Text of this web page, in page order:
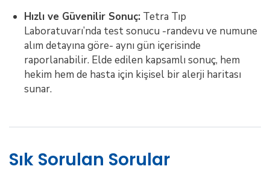
Hızlı ve Güvenilir Sonuç: Tetra Tıp
Laboratuvarı’nda test sonucu -randevu ve numune
alım detayına göre- aynı gün içerisinde
raporlanabilir. Elde edilen kapsamlı sonuç, hem
hekim hem de hasta için kişisel bir alerji haritası
sunar.
Sık Sorulan Sorular